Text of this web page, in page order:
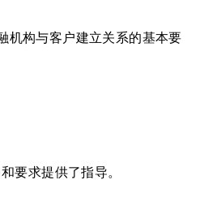
机构与客户建立关系的基本要
要求提供了指导。